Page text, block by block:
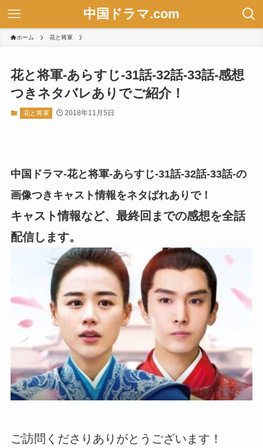
中国ドラマ.com
ホーム 花と将軍
花と将軍-あらすじ-31話-32話-33話-感想
つきネタバレありでご紹介！
花と将軍 2018年11月5日
中国ドラマ-花と将軍-あらすじ-31話-32話-33話-の
画像つきキャスト情報をネタばれありで！
キャスト情報など、最終回までの感想を全話
配信します。
ご訪問くださりありがとうございます！